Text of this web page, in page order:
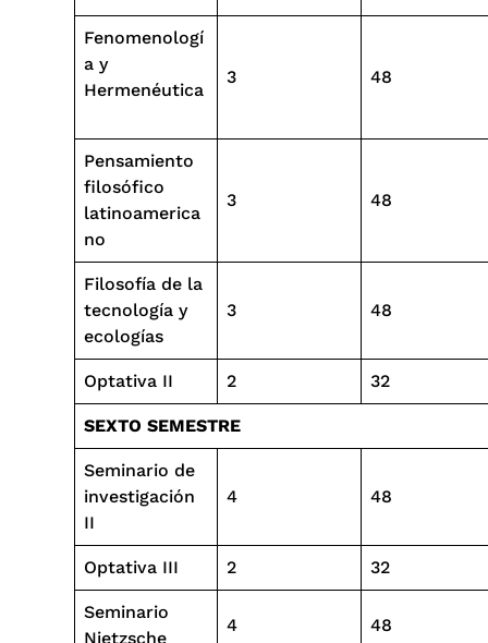
Fenomenologí
a y
Hermenéutica
3 48
Pensamiento
filosófico
latinoamerica
no
3 48
Filosofía de la
tecnología y
ecologías
3 48
Optativa II 2 32
SEXTO SEMESTRE
Seminario de
investigación
II
4 48
Optativa III 2 32
Seminario
Nietzsche
4 48